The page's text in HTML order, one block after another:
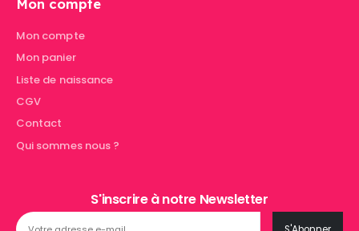
Mon compte
Mon compte
Mon panier
Liste de naissance
CGV
Contact
Qui sommes nous ?
S'inscrire à notre Newsletter